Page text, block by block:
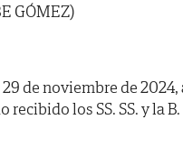
GÓMEZ)
de noviembre de 2024,
los SS. SS. y la B.